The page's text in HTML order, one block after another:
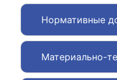
Нормативные
Материально-